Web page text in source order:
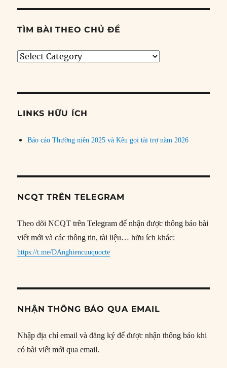
TÌM BÀI THEO CHỦ ĐỀ
Tìm
đề
LINKS HỮU ÍCH
Báo cáo Thường niên 2025 và Kêu gọi tài trợ năm 2026
NCQT TRÊN TELEGRAM
Theo dõi NCQT trên Telegram để nhận được thông báo bài
viết mới và các thông tin, tài liệu… hữu ích khác:
https://t.me/DAnghiencuuquocte
NHẬN THÔNG BÁO QUA EMAIL
Nhập địa chỉ email và đăng ký để được nhận thông báo khi
có bài viết mới qua email.